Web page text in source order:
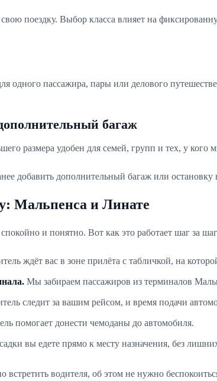
поездку. Выбор класса влияет на
одного пассажира, пары или делового
багаж
размера удобен для семей, групп и тех, у кого
добавить дополнительный багаж или
Мальпенса и Линате
и понятно. Вот как это работает шаг за
ждёт вас в зоне прилёта с табличкой, на
Мы забираем пассажиров из терминалов
следит за вашим рейсом, и время подачи
помогает донести чемоданы до автомобиля.
вы едете прямо к месту назначения, без
водителя, об этом не нужно